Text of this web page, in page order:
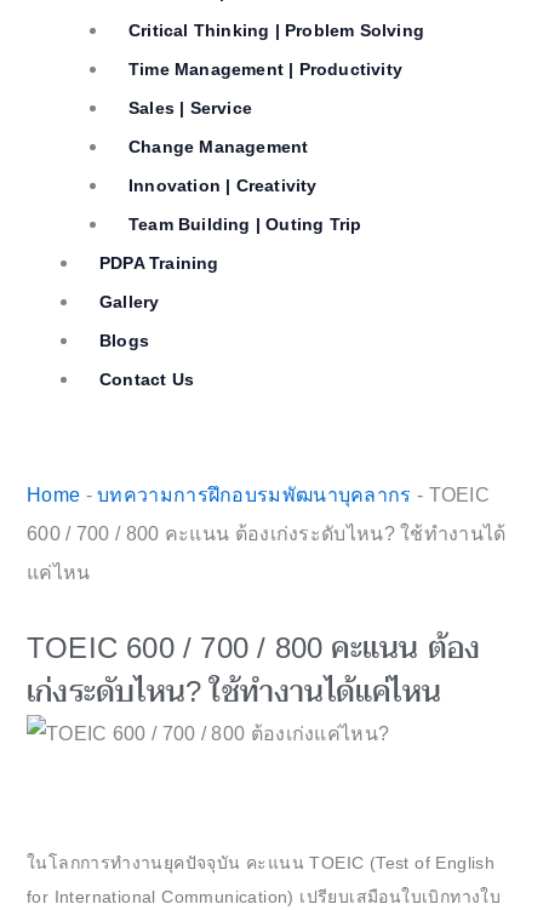
Critical Thinking | Problem Solving
Time Management | Productivity
Sales | Service
Change Management
Innovation | Creativity
Team Building | Outing Trip
PDPA Training
Gallery
Blogs
Contact Us
Home -บทความการฝึกอบรมพัฒนาบุคลากร - TOEIC
600 / 700 / 800 คะแนน ต้องเก่งระดับไหน? ใช้ทำงานได้
แค่ไหน
TOEIC 600 / 700 / 800 คะแนน ต้อง
เก่งระดับไหน? ใช้ทำงานได้แค่ไหน
ในโลกการทำงานยุคปัจจุบัน คะแนน TOEIC (Test of English
for International Communication) เปรียบเสมือนใบเบิกทางใบ